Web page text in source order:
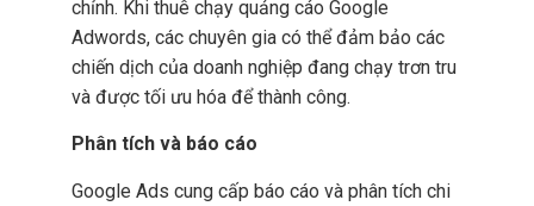
chỉnh. Khi thuê chạy quảng cáo Google
Adwords, các chuyên gia có thể đảm bảo các
chiến dịch của doanh nghiệp đang chạy trơn tru
và được tối ưu hóa để thành công.
Phân tích và báo cáo
Google Ads cung cấp báo cáo và phân tích chi